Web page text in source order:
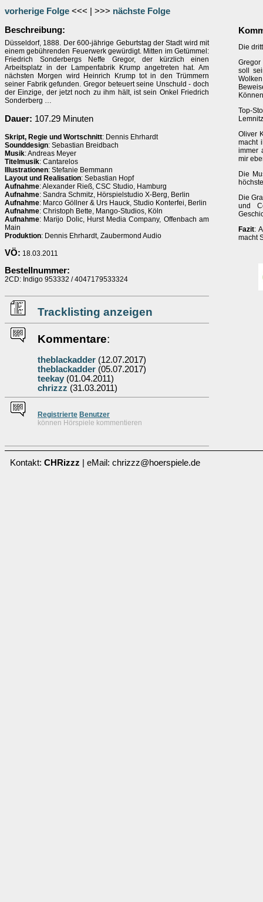
vorherige Folge <<< | >>> nächste Folge
Beschreibung:
Düsseldorf, 1888. Der 600-jährige Geburtstag der Stadt wird mit
einem gebührenden Feuerwerk gewürdigt. Mitten im Getümmel:
Friedrich Sonderbergs Neffe Gregor, der kürzlich einen
Arbeitsplatz in der Lampenfabrik Krump angetreten hat. Am
nächsten Morgen wird Heinrich Krump tot in den Trümmern
seiner Fabrik gefunden. Gregor beteuert seine Unschuld - doch
der Einzige, der jetzt noch zu ihm hält, ist sein Onkel Friedrich
Sonderberg …
Dauer: 107.29 Minuten
Skript, Regie und Wortschnitt: Dennis Ehrhardt
Sounddesign: Sebastian Breidbach
Musik: Andreas Meyer
Titelmusik: Cantarelos
Illustrationen: Stefanie Bemmann
Layout und Realisation: Sebastian Hopf
Aufnahme: Alexander Rieß, CSC Studio, Hamburg
Aufnahme: Sandra Schmitz, Hörspielstudio X-Berg, Berlin
Aufnahme: Marco Göllner & Urs Hauck, Studio Konterfei, Berlin
Aufnahme: Christoph Bette, Mango-Studios, Köln
Aufnahme: Marijo Dolic, Hurst Media Company, Offenbach am
Main
Produktion: Dennis Ehrhardt, Zaubermond Audio
VÖ: 18.03.2011
Bestellnummer:
2CD: Indigo 953332 / 4047179533324
Tracklisting anzeigen
Kommentare:
theblackadder (12.07.2017)
theblackadder (05.07.2017)
teekay (01.04.2011)
chrizzz (31.03.2011)
Registrierte Benutzer
können Hörspiele kommentieren
Die
Gregor
soll
Top-
Oliver
macht
immer
mir
Die
Die
und
Fazit:
macht
Kontakt: CHRizzz | eMail: chrizzz@hoerspiele.de